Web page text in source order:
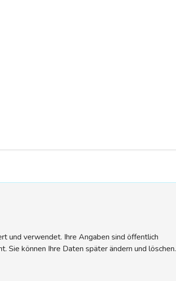
und verwendet. Ihre Angaben sind öffentlich
Sie können Ihre Daten später ändern und löschen.